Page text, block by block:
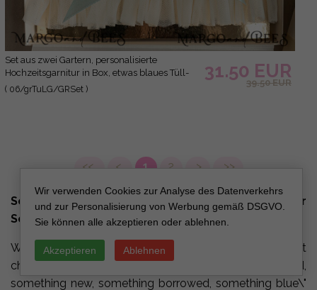
Set aus zwei Gartern, personalisierte
Hochzeitsgarnitur in Box, etwas blaues Tüll-
Garter & personalisiertes Toss-Set, Garter für
( 06/grTuLG/GRSet )
31.50 EUR
39.50 EUR
<< < 1 2 > >>
Something Blue: The Charm of Wedding Garter
Sets
Weddings are all about traditions, and among the most
cherished is the notion of incorporating \"something old,
something new, something borrowed, something blue\"
Wir verwenden Cookies zur Analyse des Datenverkehrs
und zur Personalisierung von Werbung gemäß DSGVO.
Sie können alle akzeptieren oder ablehnen.
Akzeptieren Ablehnen